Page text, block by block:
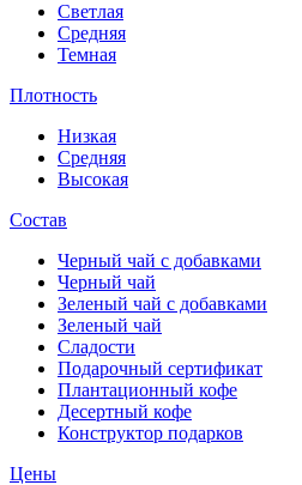
Светлая
Средняя
Темная
Плотность
Низкая
Средняя
Высокая
Состав
Черный чай с добавками
Черный чай
Зеленый чай с добавками
Зеленый чай
Сладости
Подарочный сертификат
Плантационный кофе
Десертный кофе
Конструктор подарков
Цены